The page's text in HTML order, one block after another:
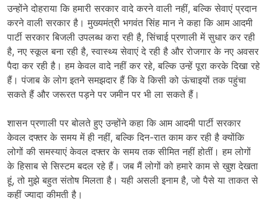
उन्होंने दोहराया कि हमारी सरकार वादे करने वाली नहीं, बल्कि सेवाएं प्रदान
करने वाली सरकार है। मुख्यमंत्री भगवंत सिंह मान ने कहा कि आम आदमी
पार्टी सरकार बिजली उपलब्ध करा रही है, सिंचाई प्रणाली में सुधार कर रही
है, नए स्कूल बना रही है, स्वास्थ्य सेवाएं दे रही है और रोजगार के नए अवसर
पैदा कर रही है। हम केवल वादे नहीं कर रहे, बल्कि उन्हें पूरा करके दिखा रहे
हैं। पंजाब के लोग इतने समझदार हैं कि वे किसी को ऊंचाइयों तक पहुंचा
सकते हैं और जरूरत पड़ने पर जमीन पर भी ला सकते हैं।
शासन प्रणाली पर बोलते हुए उन्होंने कहा कि आम आदमी पार्टी सरकार
केवल दफ्तर के समय में ही नहीं, बल्कि दिन-रात काम कर रही है क्योंकि
लोगों की समस्याएं केवल दफ्तर के समय तक सीमित नहीं होतीं। हम लोगों
के हिसाब से सिस्टम बदल रहे हैं। जब मैं लोगों को हमारे काम से खुश देखता
हूं, तो मुझे बहुत संतोष मिलता है। यही असली इनाम है, जो पैसे या ताकत से
कहीं ज्यादा कीमती है।